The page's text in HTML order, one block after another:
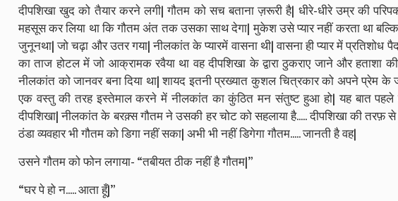
दीपशिखा खुद को तैयार करने लगी| गौतम को सच बताना ज़रूरी है| धीरे-धीरे उम्र की
महसूस कर लिया था कि गौतम अंत तक उसका साथ देगा| मुकेश उसे प्यार नहीं करता था
जुनूनथा| जो चढ़ा और उतर गया| नीलकांत के प्यारमें वासना थी| वासना ही प्यार में प्रतिशोध
का ताज होटल में जो आक्रामक रवैया था वह दीपशिखा के द्वारा ठुकराए जाने और हताशा
नीलकांत को जानवर बना दिया था| शायद इतनी प्रख्यात कुशल चित्रकार को अपने प्रेम
एक वस्तु की तरह इस्तेमाल करने में नीलकांत का कुंठित मन संतुष्ट हुआ हो| यह बात पहले
दीपशिखा| नीलकांत के बरक़्स गौतम ने उसकी हर चोट को सहलाया है..... दीपशिखा की तरफ़
ठंडा व्यवहार भी गौतम को डिगा नहीं सका| अभी भी नहीं डिगेगा गौतम..... जानती है वह|
उसने गौतम को फोन लगाया- “तबीयत ठीक नहीं है गौतम|”
“घर पे हो न..... आता हूँ|”